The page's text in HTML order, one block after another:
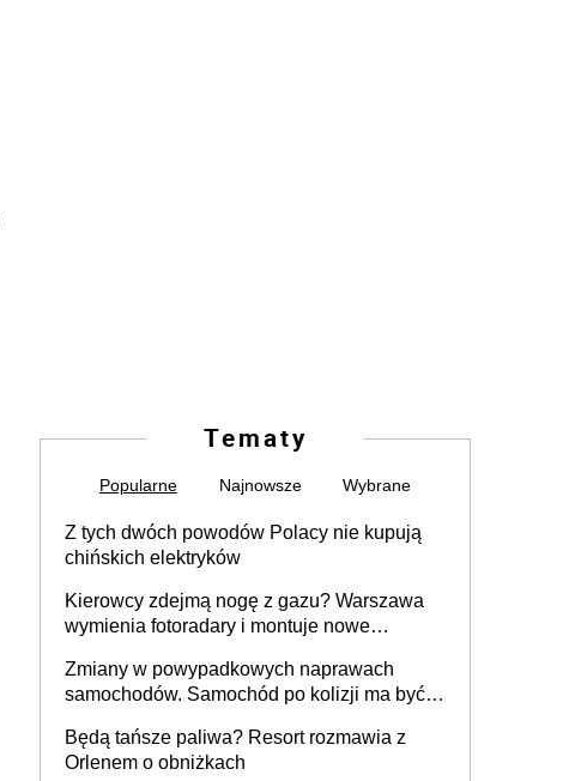
Tematy
Popularne Najnowsze Wybrane
Z tych dwóch powodów Polacy nie kupują
chińskich elektryków
Kierowcy zdejmą nogę z gazu? Warszawa
wymienia fotoradary i montuje nowe
Zmiany w powypadkowych naprawach
samochodów. Samochód po kolizji ma być
technologią producenta
Będą tańsze paliwa? Resort rozmawia z
Orlenem o obniżkach